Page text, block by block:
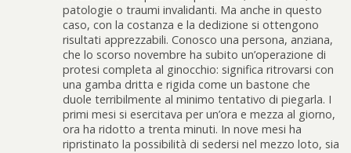
patologie o traumi invalidanti. Ma anche in questo
caso, con la costanza e la dedizione si ottengono
risultati apprezzabili. Conosco una persona, anziana,
che lo scorso novembre ha subito un’operazione di
protesi completa al ginocchio: significa ritrovarsi con
una gamba dritta e rigida come un bastone che
duole terribilmente al minimo tentativo di piegarla. I
primi mesi si esercitava per un’ora e mezza al giorno,
ora ha ridotto a trenta minuti. In nove mesi ha
ripristinato la possibilità di sedersi nel mezzo loto, sia